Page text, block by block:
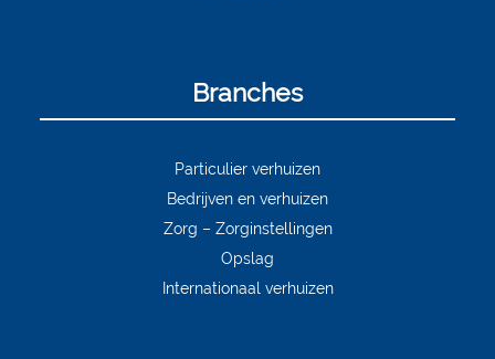
Branches
Particulier verhuizen
Bedrijven en verhuizen
Zorg – Zorginstellingen
Opslag
Internationaal verhuizen